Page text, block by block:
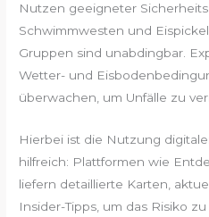
Nutzen geeigneter
Schwimmwesten und
Gruppen sind unabdingbar.
Wetter- und
überwachen, um Unfälle zu
Hierbei ist die Nutzung
hilfreich: Plattformen wie
liefern detaillierte Karten,
Insider-Tipps, um das Risiko